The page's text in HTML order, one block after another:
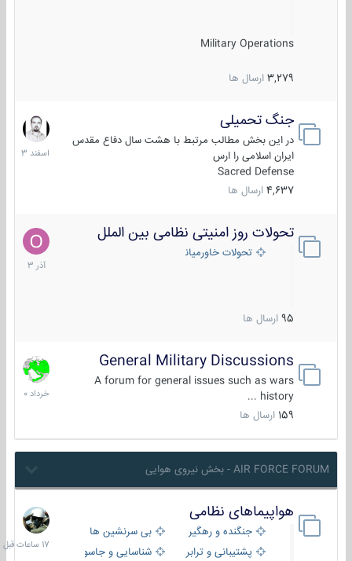
Military Operations
3,279 ارسال ها
جنگ تحمیلی
در این بخش مطالب مرتبط با هشت سال دفاع مقدس
ایران اسلامی را ارس
Sacred Defense
4,637 ارسال ها
20
اسفند
1403
تحولات روز امنیتی نظامی بین الملل
تحولات خاورمیانه
95 ارسال ها
21
آذر
1403
General Military Discussions
A forum for general issues such as wars
history ...
159 ارسال ها
10
خرداد
1400
AIR FORCE FORUM - بخش نیروی هوایی
هواپیماهای نظامی
جنگنده و رهگیر
بی سرنشین ها
پشتیبانی و ترابری
شناسایی و جاسوسی
17
ساعات
قبل